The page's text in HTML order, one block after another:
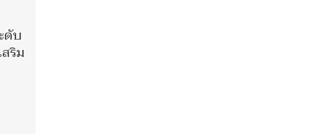
ดับ
ริม